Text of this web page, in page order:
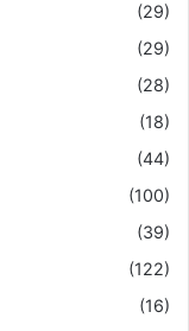
(29)
(29)
(28)
(18)
(44)
(100)
(39)
(122)
(16)